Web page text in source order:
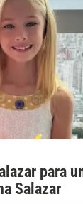
para
Salazar